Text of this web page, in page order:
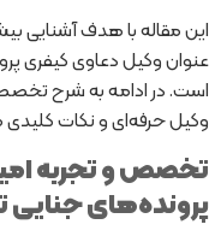
این مقاله با هدف آشنایی
عنوان وکیل دعاوی کیفری
است. در ادامه به شرح
وکیل حرفه‌ای و نکات کلیدی
تخصص و تجربه
پرونده‌های جنایی